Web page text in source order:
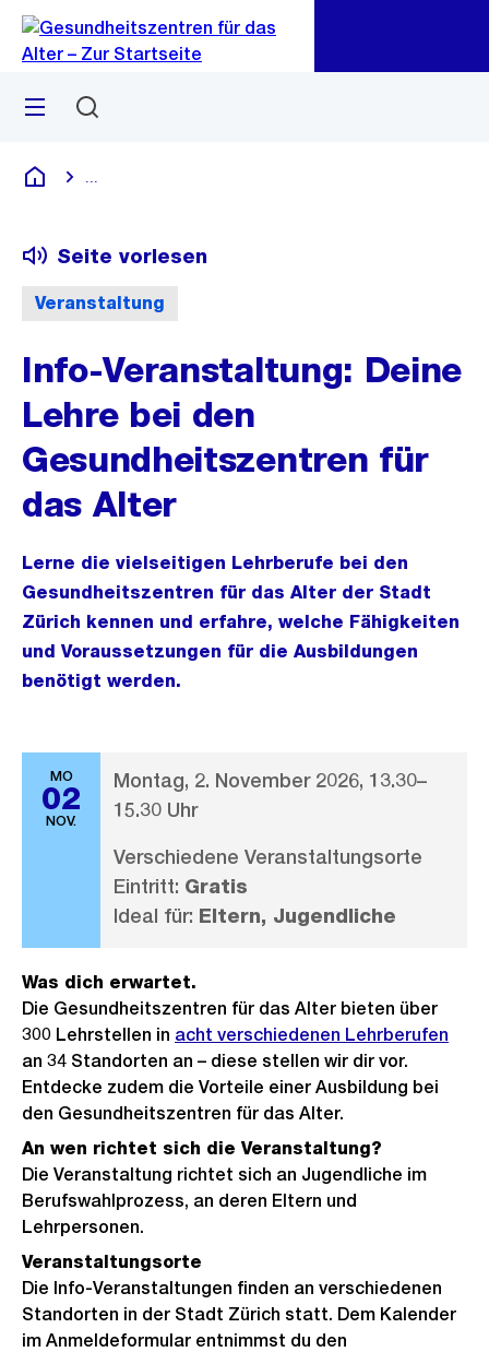
Navigation
Sprunglink
Menü
Gesundheitszentren für das Alter
Veranstaltung
Seite vorlesen
Info-Veranstaltung: Deine
Lehre bei den
Gesundheitszentren für
das Alter
Lerne die vielseitigen Lehrberufe bei den
Gesundheitszentren für das Alter der Stadt
Zürich kennen und erfahre, welche Fähigkeiten
und Voraussetzungen für die Ausbildungen
benötigt werden.
MO
02
NOV.
Montag, 2. November 2026, 13.30–
15.30 Uhr
Verschiedene Veranstaltungsorte
Eintritt: Gratis
Ideal für: Eltern, Jugendliche
Was dich erwartet.
Die Gesundheitszentren für das Alter bieten über
300 Lehrstellen in acht verschiedenen Lehrberufen
an 34 Standorten an – diese stellen wir dir vor.
Entdecke zudem die Vorteile einer Ausbildung bei
den Gesundheitszentren für das Alter.
An wen richtet sich die Veranstaltung?
Die Veranstaltung richtet sich an Jugendliche im
Berufswahlprozess, an deren Eltern und
Lehrpersonen.
Veranstaltungsorte
Die Info-Veranstaltungen finden an verschiedenen
Standorten in der Stadt Zürich statt. Dem Kalender
im Anmeldeformular entnimmst du den